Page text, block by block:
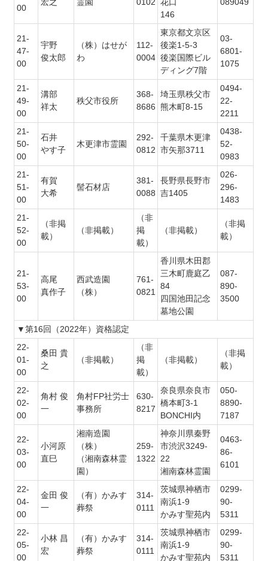
00
146
21-
47-
00
宇野
俊太郎
（株）はせが
わ
112-
0004
東京都文京区
後楽1-5-3
後楽国際ビル
ディング7階
03-
6801-
1075
21-
49-
00
溝部
祥太
秩父市役所
368-
8686
埼玉県秩父市
熊木町8-15
0494-
22-
2211
21-
50-
00
石井
やす子
木更津市霊園
292-
0812
千葉県木更津
市矢那3711
0438-
52-
0983
21-
51-
00
有賀
大希
髻石材店
381-
0088
長野県長野市
吉1405
026-
296-
1483
21-
52-
00
（非掲
載）
（非掲載）
（非
掲
載）
（非掲載）
（非掲
載）
21-
53-
00
高尾
真作子
西武造園
（株）
761-
0821
香川県木田郡
三木町鹿庭乙
84
四国池田記念
墓地公園
087-
890-
3500
▼第16回（2022年）資格認定
22-
01-
00
桑田 貴
之
（非掲載）
（非
掲
載）
（非掲載）
（非掲
載）
22-
02-
00
角村 俊
一
角村FP社労士
事務所
630-
8217
奈良県奈良市
橋本町3-1
BONCHI内
050-
8890-
7187
22-
03-
00
小河原
直巳
湘南造園
（株）
（湘南森林霊
園）
259-
1322
神奈川県秦野
市渋沢3249-
22
湘南森林霊園
0463-
86-
6101
22-
04-
00
金田 俊
一
（有）かみす
葬祭
314-
0111
茨城県神栖市
南浜1-9
かみす聖苑内
0299-
90-
5311
22-
05-
00
小林 昌
宏
（有）かみす
葬祭
314-
0111
茨城県神栖市
南浜1-9
かみす聖苑内
0299-
90-
5311